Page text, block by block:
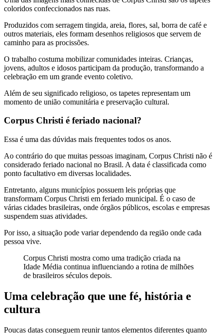
coloridos confeccionados nas ruas.
Produzidos com serragem tingida, areia, flores, sal, borra de café e
outros materiais, eles formam desenhos religiosos que servem de
caminho para as procissões.
O trabalho costuma mobilizar comunidades inteiras. Crianças,
jovens, adultos e idosos participam da produção, transformando a
celebração em um grande evento coletivo.
Além de seu significado religioso, os tapetes representam um
momento de união comunitária e preservação cultural.
Corpus Christi é feriado nacional?
Essa é uma das dúvidas mais frequentes todos os anos.
Ao contrário do que muitas pessoas imaginam, Corpus Christi não é
considerado feriado nacional no Brasil. A data é classificada como
ponto facultativo em diversas localidades.
Entretanto, alguns municípios possuem leis próprias que
transformam Corpus Christi em feriado municipal. É o caso de
várias cidades brasileiras, onde órgãos públicos, escolas e empresas
suspendem suas atividades.
Por isso, a situação pode variar dependendo da região onde cada
pessoa vive.
Corpus Christi mostra como uma tradição criada na
Idade Média continua influenciando a rotina de milhões
de brasileiros séculos depois.
Uma celebração que une fé, história e
cultura
Poucas datas conseguem reunir tantos elementos diferentes quanto